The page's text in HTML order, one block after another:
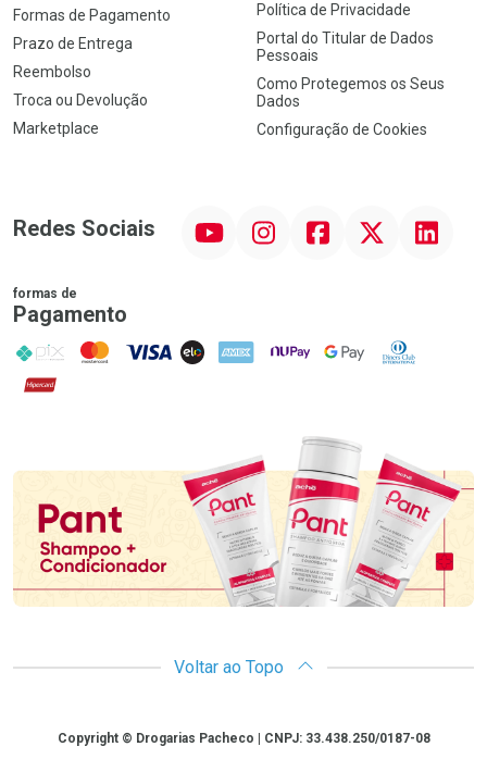
Formas de Pagamento
Prazo de Entrega
Reembolso
Troca ou Devolução
Marketplace
Política de Privacidade
Portal do Titular de Dados
Pessoais
Como Protegemos os Seus
Dados
Configuração de Cookies
Redes Sociais InstagramFacebookTwitter Linkedin
formas de
Pagamento
PIX MasterCard
VISA ELO AMEX NuPay Google PayDiners Club
Hipercard
Promoção em Destaque
Voltar ao Topo
CopyrightCopyright © Drogarias Pacheco | CNPJ: 33.438.250/0187-08